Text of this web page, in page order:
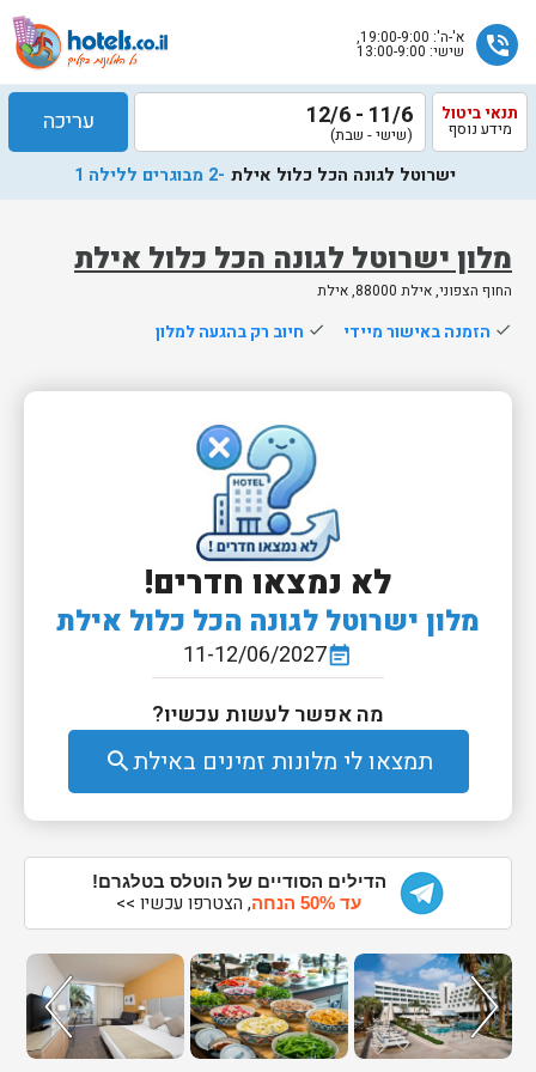
phone_in_talk א'-ה': 19:00-9:00,
שישי: 13:00-9:00
מלון ישרוטל לגונה הכל כלול אילת
החוף הצפוני, אילת 88000, אילת
תנאי ביטול
מידע נוסף 11/6 - 12/6
(שישי - שבת) עריכה
ישרוטל לגונה הכל כלול אילת -2 מבוגרים ללילה 1
done הזמנה באישור מיידי done חיוב רק בהגעה למלון
לא נמצאו חדרים!
מלון ישרוטל לגונה הכל כלול אילת
event_note
11-12/06/2027
מה אפשר לעשות עכשיו?
תמצאו לי מלונות זמינים באילתsearch
הדילים הסודיים של הוטלס בטלגרם!
עד 50% הנחה
, הצטרפו עכשיו >>
שלח